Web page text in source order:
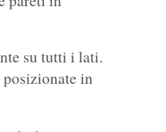
su tutti i lati.
in